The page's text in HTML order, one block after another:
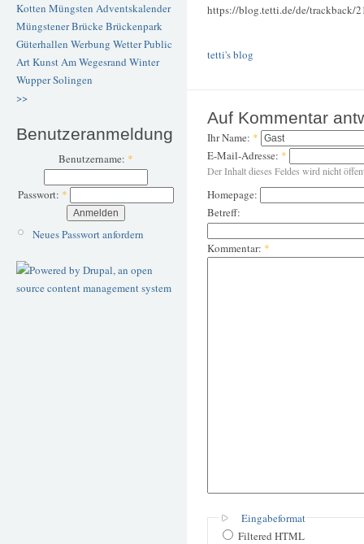
Kotten Müngsten Adventskalender
Müngstener BrückeBrückenpark
Güterhallen Werbung WetterPublic
ArtKunstAm Wegesrand Winter
WupperSolingen
>>
Benutzeranmeldung
Benutzername: *
Passwort: *
Neues Passwort anfordern
https://blog.tetti.de/de/trackback/
tetti's blog
Auf Kommentar
Ihr Name: *
E-Mail-Adresse: *
Der Inhalt dieses Feldes wird nicht
Homepage:
Betreff:
Kommentar: *
Eingabeformat
Filtered HTML